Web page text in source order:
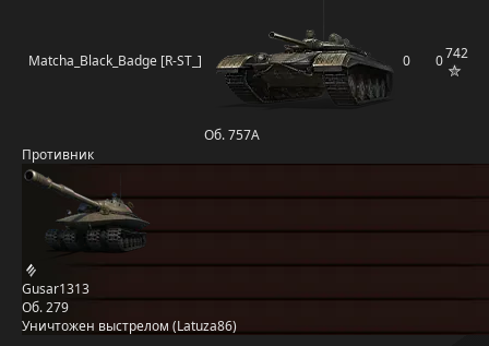
Matcha_Black_Badge [R-ST_]
Об. 757А
0 0742
Противник
Gusar1313
Об. 279
Уничтожен выстрелом (Latuza86)